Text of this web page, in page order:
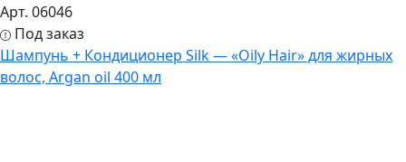
Арт. 06046
Под заказ
Шампунь + Кондиционер Silk — «Oily Hair» для жирных
волос, Argan oil 400 мл